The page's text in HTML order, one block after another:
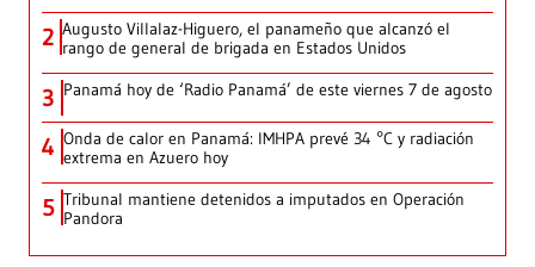
2 Augusto Villalaz-Higuero, el panameño que alcanzó el
rango de general de brigada en Estados Unidos
3 Panamá hoy de ‘Radio Panamá’ de este viernes 7 de agosto
4 Onda de calor en Panamá: IMHPA prevé 34 °C y radiación
extrema en Azuero hoy
5 Tribunal mantiene detenidos a imputados en Operación
Pandora